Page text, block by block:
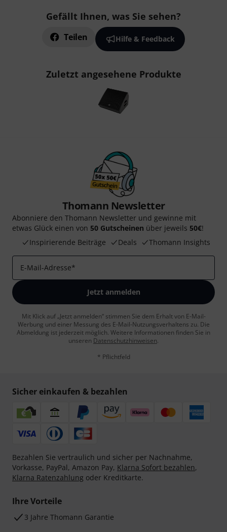
Gefällt Ihnen, was Sie sehen?
Teilen Hilfe & Feedback
Zuletzt angesehene Produkte
Thomann Newsletter
Abonniere den Thomann Newsletter und gewinne mit
etwas Glück einen von 50 Gutscheinen über jeweils 50€!
Inspirierende Beiträge
Deals Thomann Insights
E-Mail-Adresse*
Jetzt anmelden
Mit Klick auf „Jetzt anmelden“ stimmen Sie dem Erhalt von E-Mail-
Werbung und einer Messung des E-Mail-Nutzungsverhaltens zu. Die
Abmeldung ist jederzeit möglich. Weitere Informationen finden Sie in
unseren Datenschutzhinweisen.
* Pflichtfeld
Sicher einkaufen & bezahlen
Bezahlen Sie vertraulich und sicher per Nachnahme,
Vorkasse, PayPal, Amazon Pay, Klarna Sofort bezahlen,
Klarna Ratenzahlung oder Kreditkarte.
Ihre Vorteile
3 Jahre Thomann Garantie